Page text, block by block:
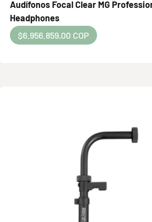
Audífonos Focal Clear MG
Headphones
Precio de oferta
$6.956.859,00 COP